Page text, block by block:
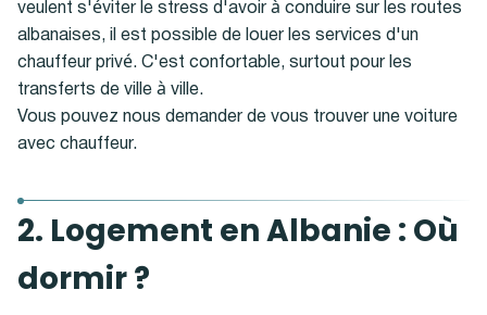
veulent s'éviter le stress d'avoir à conduire sur les routes
albanaises, il est possible de louer les services d'un
chauffeur privé. C'est confortable, surtout pour les
transferts de ville à ville.
Vous pouvez nous demander de vous trouver une voiture
avec chauffeur.
2. Logement en Albanie : Où
dormir ?